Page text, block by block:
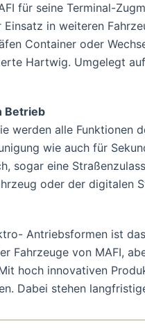
für seine Terminal-
in weiteren
Container oder
Hartwig. Umgelegt
Betrieb
werden alle
wie auch für
sogar eine
oder der digitalen
Antriebsformen ist
Fahrzeuge von MAFI,
hoch innovativen
Dabei stehen